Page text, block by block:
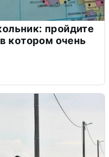
пройдите
котором очень